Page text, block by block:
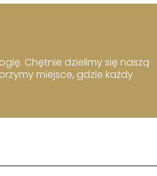
Chętnie dzielimy się naszą
miejsce, gdzie każdy